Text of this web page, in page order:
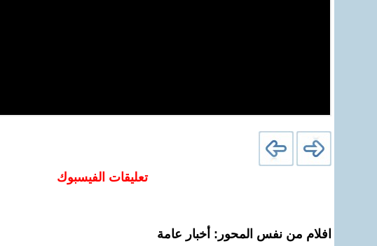
تعليقات الفيسبوك
افلام من نفس المحور: أخبار عامة